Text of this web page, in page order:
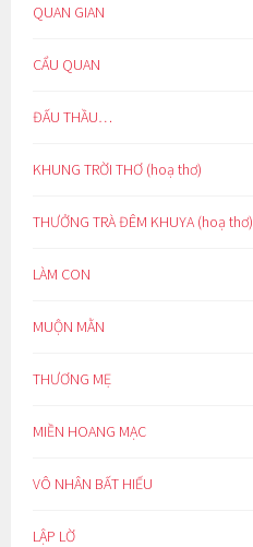
QUAN GIAN
CẨU QUAN
ĐẤU THẦU…
KHUNG TRỜI THƠ (hoạ thơ)
THƯỞNG TRÀ ĐÊM KHUYA (hoạ thơ)
LÀM CON
MUỘN MẰN
THƯƠNG MẸ
MIỀN HOANG MẠC
VÔ NHÂN BẤT HIẾU
LẬP LỜ